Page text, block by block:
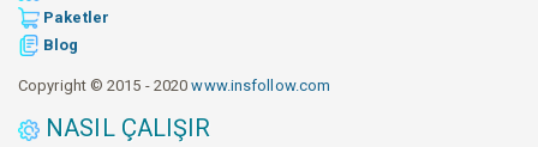
Paketler
Blog
Copyright © 2015 - 2020www.insfollow.com
NASIL ÇALIŞIR